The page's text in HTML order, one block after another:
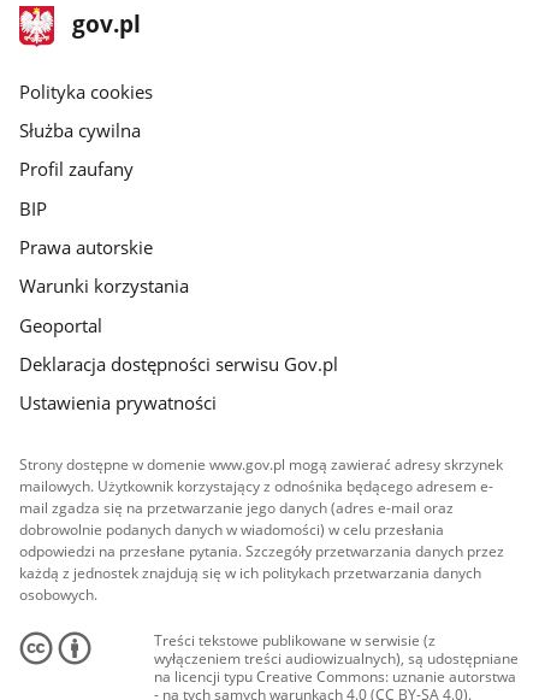
stopka
gov.pl
Strona
gov.pl
gov.pl
Polityka cookies
Służba cywilna
Profil zaufany
BIP
Prawa autorskie
Warunki korzystania
Geoportal
Deklaracja dostępności serwisu Gov.pl
Ustawienia prywatności
Strony dostępne w domenie www.gov.pl mogą zawierać adresy skrzynek
mailowych. Użytkownik korzystający z odnośnika będącego adresem e-
mail zgadza się na przetwarzanie jego danych (adres e-mail oraz
dobrowolnie podanych danych w wiadomości) w celu przesłania
odpowiedzi na przesłane pytania. Szczegóły przetwarzania danych przez
każdą z jednostek znajdują się w ich politykach przetwarzania danych
osobowych.
Treści tekstowe publikowane w serwisie (z
wyłączeniem treści audiowizualnych), są udostępniane
na licencji typu Creative Commons: uznanie autorstwa
- na tych samych warunkach 4.0 (CC BY-SA 4.0).